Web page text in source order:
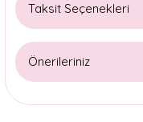
Taksit Seçenekleri
Önerileriniz
Bu ürünün fiyat bilgisi,